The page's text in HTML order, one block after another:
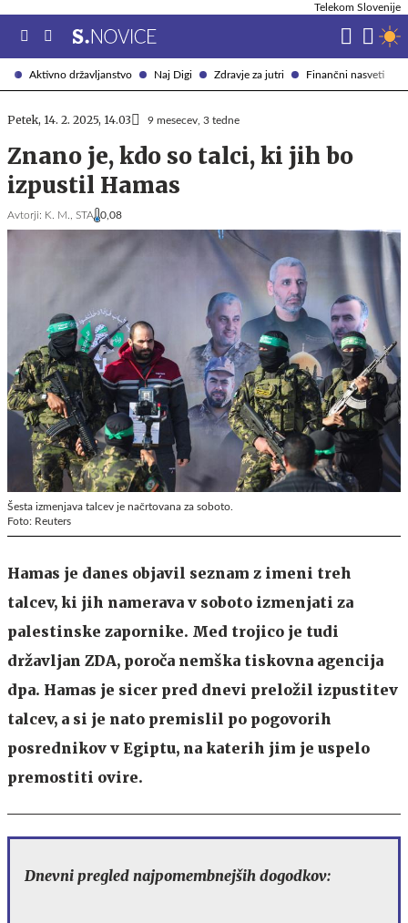
Aktivno državljanstvo Naj Digi Zdravje za jutri Finančni nasveti
Telekom Slovenije
Petek, 14. 2. 2025, 14.03 9 mesecev, 3 tedne
Znano je, kdo so talci, ki jih bo
izpustil Hamas
Avtorji: K. M., STA 0,08
Šesta izmenjava talcev je načrtovana za soboto.
Foto: Reuters
Hamas je danes objavil seznam z imeni treh
talcev, ki jih namerava v soboto izmenjati za
palestinske zapornike. Med trojico je tudi
državljan ZDA, poroča nemška tiskovna agencija
dpa. Hamas je sicer pred dnevi preložil izpustitev
talcev, a si je nato premislil po pogovorih
posrednikov v Egiptu, na katerih jim je uspelo
premostiti ovire.
Dnevni pregled najpomembnejših dogodkov: